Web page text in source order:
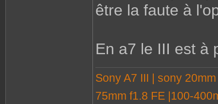
être la faute à
En a7 le III est à
Sony A7 III | sony
75mm f1.8 FE |100-